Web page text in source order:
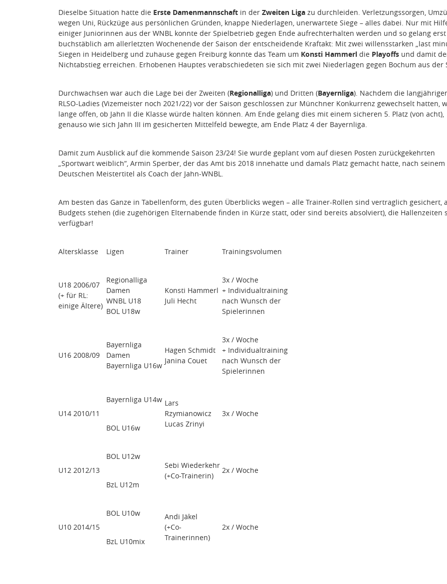
Dieselbe Situation hatte die Erste Damenmannschaft in der Zweiten Liga zu durchleiden. Verletzungssorgen,
wegen Uni, Rückzüge aus persönlichen Gründen, knappe Niederlagen, unerwartete Siege – alles dabei. Nur mit
einiger Juniorinnen aus der WNBL konnte der Spielbetrieb gegen Ende aufrechterhalten werden und so gelang erst
buchstäblich am allerletzten Wochenende der Saison der entscheidende Kraftakt: Mit zwei willensstarken „last
Siegen in Heidelberg und zuhause gegen Freiburg konnte das Team um Konsti Hammerl die Playoffs und damit
Nichtabstieg erreichen. Erhobenen Hauptes verabschiedeten sie sich mit zwei Niederlagen gegen Bochum aus der
Durchwachsen war auch die Lage bei der Zweiten (Regionalliga) und Dritten (Bayernliga). Nachdem die
RLSO-Ladies (Vizemeister noch 2021/22) vor der Saison geschlossen zur Münchner Konkurrenz gewechselt hatten,
lange offen, ob Jahn II die Klasse würde halten können. Am Ende gelang dies mit einem sicheren 5. Platz (von acht),
genauso wie sich Jahn III im gesicherten Mittelfeld bewegte, am Ende Platz 4 der Bayernliga.
Damit zum Ausblick auf die kommende Saison 23/24! Sie wurde geplant vom auf diesen Posten zurückgekehrten
„Sportwart weiblich“, Armin Sperber, der das Amt bis 2018 innehatte und damals Platz gemacht hatte, nach seinem
Deutschen Meistertitel als Coach der Jahn-WNBL.
Am besten das Ganze in Tabellenform, des guten Überblicks wegen – alle Trainer-Rollen sind vertraglich gesichert,
Budgets stehen (die zugehörigen Elternabende finden in Kürze statt, oder sind bereits absolviert), die Hallenzeiten
verfügbar!
Altersklasse Ligen Trainer Trainingsvolumen
U18 2006/07
(+ für RL:
einige Ältere)
Regionalliga
Damen
WNBL U18
BOL U18w
Konsti Hammerl
Juli Hecht
3x / Woche
+ Individualtraining
nach Wunsch der
Spielerinnen
U16 2008/09
Bayernliga
Damen
Bayernliga U16w
Hagen Schmidt
Janina Couet
3x / Woche
+ Individualtraining
nach Wunsch der
Spielerinnen
U14 2010/11
Bayernliga U14w
BOL U16w
Lars
Rzymianowicz
Lucas Zrinyi
3x / Woche
U12 2012/13
BOL U12w
BzL U12m
Sebi Wiederkehr
(+Co-Trainerin)
2x / Woche
U10 2014/15
BOL U10w
BzL U10mix
Andi Jäkel
(+Co-
Trainerinnen)
2x / Woche